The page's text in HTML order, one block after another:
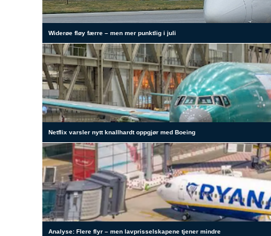
Widerøe fløy færre – men mer punktlig i juli
Netflix varsler nytt knallhardt oppgjør med Boeing
Analyse: Flere flyr – men lavprisselskapene tjener mindre